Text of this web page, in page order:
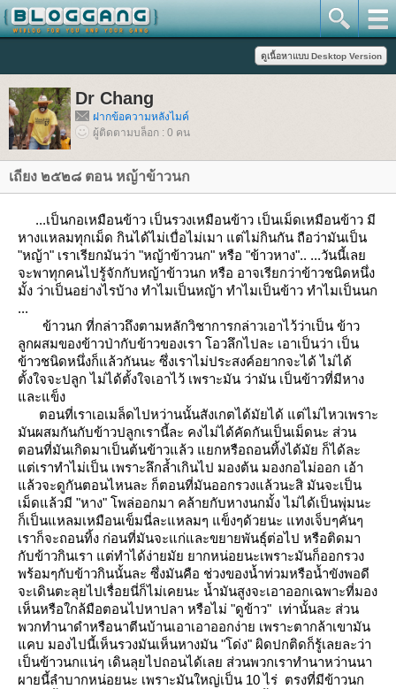
Dr Chang
ฝากข้อความหลังไมค์
ผู้ติดตามบล็อก : 0 คน
เถียง ๒๕๒๘ ตอน หญ้าข้าวนก
...เป็นกอเหมือนข้าว เป็นรวงเหมือนข้าว เป็นเม็ดเหมือนข้าว มี
หางแหลมทุกเม็ด กินได้ไม่เบื่อไม่เมา แต่ไม่กินกัน ถือว่ามันเป็น
"หญ้า" เราเรียกมันว่า "หญ้าข้าวนก" หรือ "ข้าวหาง".. ...วันนี้เล
จะพาทุกคนไปรู้จักกับหญ้าข้าวนก หรือ อาจเรียกว่าข้าวชนิดหนึ่ง
มั้ง ว่าเป็นอย่างไรบ้าง ทำไมเป็นหญ้า ทำไมเป็นข้าว ทำไมเป็นนก
...
ข้าวนก ที่กล่าวถึงตามหลักวิชาการกล่าวเอาไว้ว่าเป็น ข้าว
ลูกผสมของข้าวป่ากับข้าวของเรา โอวลึกไปละ เอาเป็นว่า เป็น
ข้าวชนิดหนึ่งก็แล้วกันนะ ซึ่งเราไม่ประสงค์อยากจะได้ ไม่ได้
ตั้งใจจะปลูก ไม่ได้ตั้งใจเอาไว้ เพราะมัน ว่ามัน เป็นข้าวที่มีหาง
ละแข็ง
ตอนที่เราเอเมล็ดไปหว่านนั้นสังเกตได้มัยได้ แต่ไม่ไหวเพราะ
มันผสมกันกับข้าวปลูกเรานี้ละ คงไม่ได้คัดกันเป็นเม็ดนะ ส่วน
ตอนที่มันเกิดมาเป็นต้นข้าวแล้ว แยกหรือถอนทิ้งได้มัย ก็ได้ละ
ต่เราทำไม่เป็น เพราะลึกล้ำเกินไป มองต้น มองกอไม่ออก เอ้า
ล้วจะดูกันตอนไหนละ ก็ตอนที่มันออกรวงแล้วนะสิ มันจะเป็น
เม็ดแล้วมี "หาง" โพล่ออกมา คล้ายกับหางนกมั้ง ไม่ได้เป็นพุ่มนะ
ก็เป็นแหลมเหมือนเข็มนี่ละแหลมๆ แข็งๆด้วยนะ แทงเจ็บๆคันๆ
เราก็จะถอนทิ้ง ก่อนที่มันจะแก่และขยายพันธุ์ต่อไป หรือติดมา
กับข้าวกินเรา แต่ทำได้ง่ายมัย ยากหน่อยนะเพราะมันก็ออกรวง
พร้อมๆกับข้าวกินนั้นละ ซึ่งมันคือ ช่วงของน้ำท่วมหรือน้ำขังพอดี
จะเดินตะลุยไปเรื่อยนี่ก็ไม่เคยนะ น้ำมันสูงจะเอาออกเฉพาะที่มอง
เห็นหรือใกล้มือตอนไปหาปลา หรือไม่ "ดูข้าว" เท่านั้นละ ส่วน
พวกทำนาดำหรือนาตีนบ้านเอาเอาออกง่าย เพราะตากล้าเขามัน
คบ มองไปนี้เห็นรวงมันเห็นหางมัน "โด่ง" ผิดปกติดก็รู้เลยละว่า
เป็นข้าวนกแน่ๆ เดินลุยไปถอนได้เลย ส่วนพวกเราทำนาหว่านนา
ผายนี้ลำบากหน่อยนะ เพราะมันใหญ่เป็น 10 ไร่ ตรงที่มีข้าวนก